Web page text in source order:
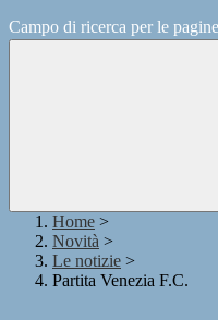
Campo di ricerca per le
Home >
Novità >
Le notizie >
Partita Venezia F.C.